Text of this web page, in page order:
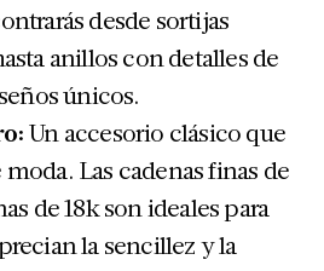
desde sortijas
anillos con detalles de
únicos.
Un accesorio clásico que
Las cadenas finas de
de 18k son ideales para
la sencillez y la